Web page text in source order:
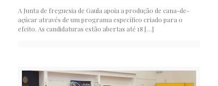
A Junta de freguesia de Gaula apoia a produção de cana-de-
açúcar através de um programa específico criado para o
efeito. As candidaturas estão abertas até 18 […]